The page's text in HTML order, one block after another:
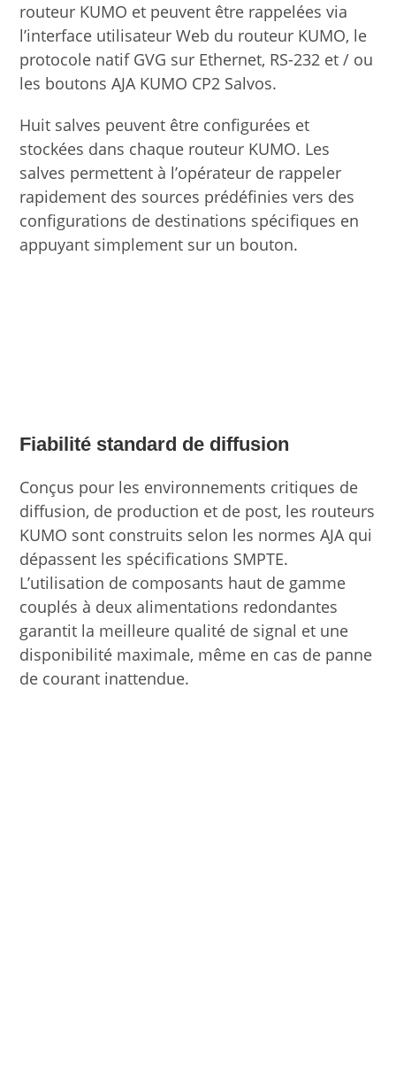
routeur KUMO et peuvent être rappelées via
l’interface utilisateur Web du routeur KUMO, le
protocole natif GVG sur Ethernet, RS-232 et / ou
les boutons AJA KUMO CP2 Salvos.
Huit salves peuvent être configurées et
stockées dans chaque routeur KUMO. Les
salves permettent à l’opérateur de rappeler
rapidement des sources prédéfinies vers des
configurations de destinations spécifiques en
appuyant simplement sur un bouton.
Fiabilité standard de diffusion
Conçus pour les environnements critiques de
diffusion, de production et de post, les routeurs
KUMO sont construits selon les normes AJA qui
dépassent les spécifications SMPTE.
L’utilisation de composants haut de gamme
couplés à deux alimentations redondantes
garantit la meilleure qualité de signal et une
disponibilité maximale, même en cas de panne
de courant inattendue.